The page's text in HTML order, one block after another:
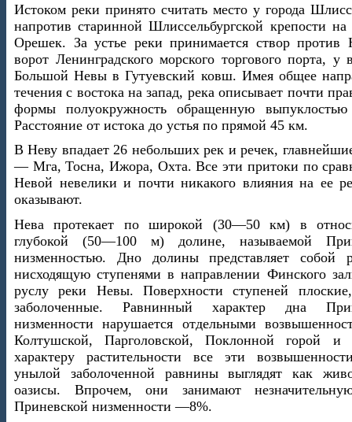
Истоком реки принято считать место у города
напротив старинной Шлиссельбургской крепости на
Орешек. За устье реки принимается створ против
ворот Ленинградского морского торгового порта, у
Большой Невы в Гутуевский ковш. Имея общее
течения с востока на запад, река описывает почти
формы полуокружность обращенную
Расстояние от истока до устья по прямой 45 км.
В Неву впадает 26 небольших рек и речек,
— Мга, Тосна, Ижора, Охта. Все эти притоки по
Невой невелики и почти никакого влияния на ее
оказывают.
Нева протекает по широкой (30—50 км) в
глубокой (50—100 м) долине, называемой
низменностью. Дно долины представляет собой
нисходящую ступенями в направлении Финского
руслу реки Невы. Поверхности ступеней
заболоченные. Равнинный характер дна
низменности нарушается отдельными
Колтушской, Парголовской, Поклонной горой
характеру растительности все эти
унылой заболоченной равнины выглядят как
оазисы. Впрочем, они занимают
Приневской низменности —8%.